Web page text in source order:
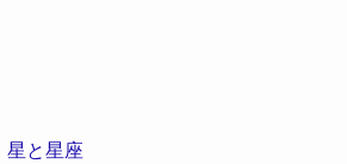
星と星座